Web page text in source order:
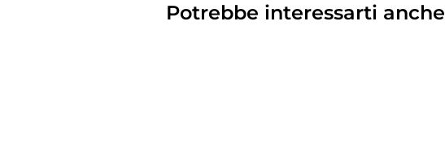
Potrebbe interessarti anche